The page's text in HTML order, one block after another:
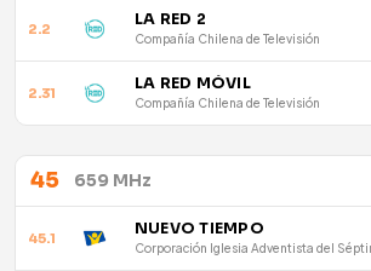
2.2 LA RED 2
Compañía Chilena de Televisión
2.31 LA RED MÓVIL
Compañía Chilena de Televisión
45 659 MHz
45.1 NUEVO TIEMPO
Corporación Iglesia Adventista del